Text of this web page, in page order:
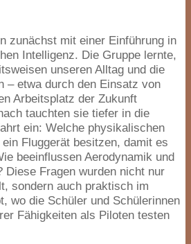
zunächst mit einer Einführung in
Intelligenz. Die Gruppe lernte,
unseren Alltag und die
– etwa durch den Einsatz von
Arbeitsplatz der Zukunft
tauchten sie tiefer in die
ein: Welche physikalischen
Fluggerät besitzen, damit es
beeinflussen Aerodynamik und
Diese Fragen wurden nicht nur
sondern auch praktisch im
wo die Schüler und Schülerinnen
Fähigkeiten als Piloten testen